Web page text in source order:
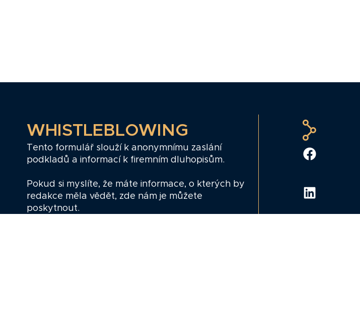
WHISTLEBLOWING
Tento formulář slouží k anonymnímu zaslání
podkladů a informací k firemním dluhopisům.
Pokud si myslíte, že máte informace, o kterých by
redakce měla vědět, zde nám je můžete
poskytnout.